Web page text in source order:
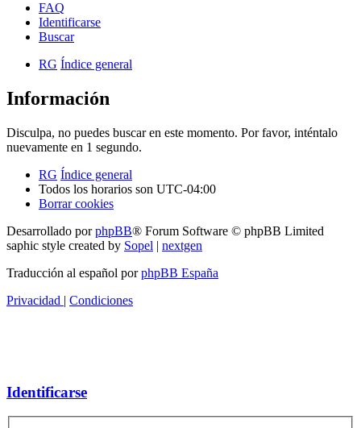
FAQ
Identificarse
Buscar
RG Índice general
Información
Disculpa, no puedes buscar en este momento. Por favor, inténtalo
nuevamente en 1 segundo.
RG Índice general
Todos los horarios son UTC-04:00
Borrar cookies
Desarrollado porphpBB® Forum Software © phpBB Limited
saphic style created by Sopel | nextgen
Traducción al español porphpBB España
Privacidad | Condiciones
Identificarse